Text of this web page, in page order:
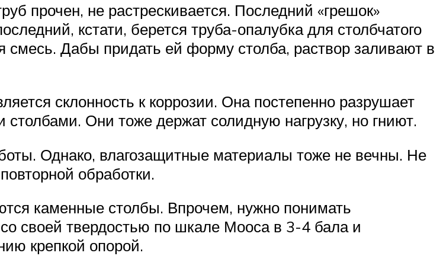
прочен, не растрескивается. Последний «грешок»
кстати, берется труба-опалубка для столбчатого
смесь. Дабы придать ей форму столба, раствор заливают в
склонность к коррозии. Она постепенно разрушает
Они тоже держат солидную нагрузку, но гниют.
Однако, влагозащитные материалы тоже не вечны. Не
обработки.
каменные столбы. Впрочем, нужно понимать
своей твердостью по шкале Мооса в 3-4 бала и
крепкой опорой.